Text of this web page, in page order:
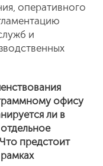
оперативного
и
офису
ли в
предстоит